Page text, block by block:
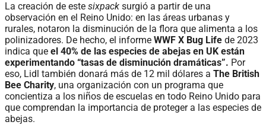
La creación de este sixpack surgió a partir de una
observación en el Reino Unido: en las áreas urbanas y
rurales, notaron la disminución de la flora que alimenta a los
polinizadores. De hecho, el informe WWF X Bug Life de 2023
indica que el 40% de las especies de abejas en UK están
experimentando “tasas de disminución dramáticas”. Por
eso, Lidl también donará más de 12 mil dólares a The British
Bee Charity, una organización con un programa que
concientiza a los niños de escuelas en todo Reino Unido para
que comprendan la importancia de proteger a las especies de
abejas.